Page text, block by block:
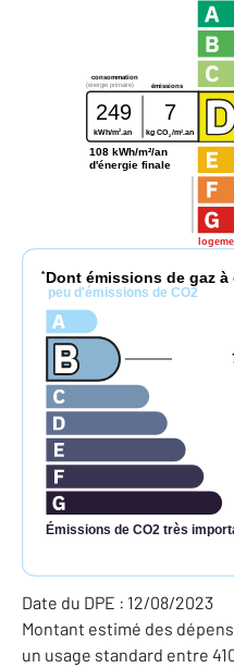
consommation
émissions
(énergie primaire)
249 7
kWh/m2.an kg CO2 /m2 .an
108 kWh/m²/an
d'énergie finale
* Dont émissions de gaz à
peu d'émissions de CO2
Émissions de CO2 très
Date du DPE : 12/08/2023
Montant estimé des
un usage standard entre